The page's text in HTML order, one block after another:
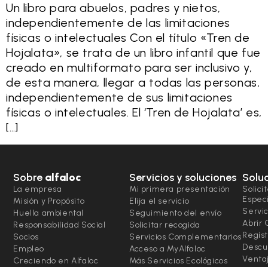
Un libro para abuelos, padres y nietos,
independientemente de las limitaciones
físicas o intelectuales Con el título «Tren de
Hojalata», se trata de un libro infantil que fue
creado en multiformato para ser inclusivo y,
de esta manera, llegar a todas las personas,
independientemente de sus limitaciones
físicas o intelectuales. El ‘Tren de Hojalata’ es,
[…]
Sobre alfaloc
La empresa
Misión y Propósito
Huella ambiental
Responsabilidad Social
Socios
Empleo
Creciendo en Alfaloc
Servicios y soluciones
Mi primera presentación
Elija el servicio
Seguimiento del envío
Solicitar recogida
Servicios Complementarios
Acceso a MyAlfaloc
Más Servicios Ecológicos
Abrir